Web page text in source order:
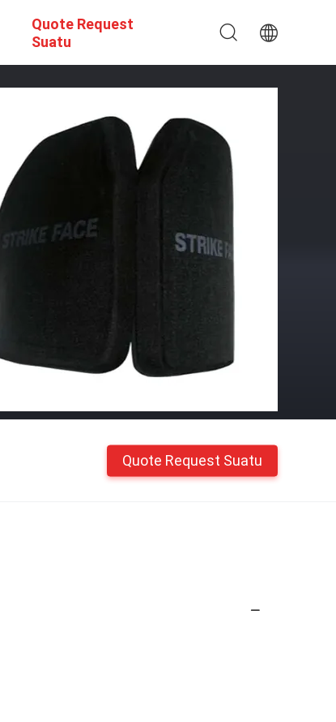
Quote Request
Suatu
Quote Request Suatu